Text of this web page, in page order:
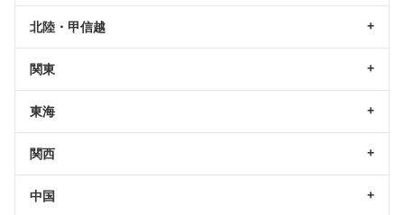
北陸・甲信越
関東
東海
関西
中国